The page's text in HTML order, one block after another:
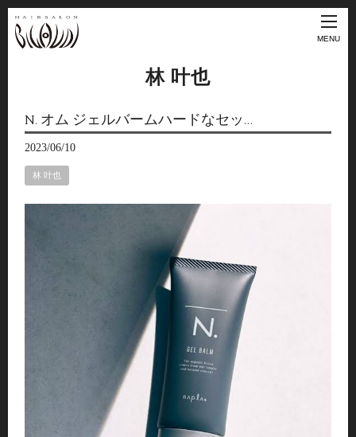
MENU
林 叶也
N. オム ジェルバームハードなセッ…
2023/06/10
林 叶也